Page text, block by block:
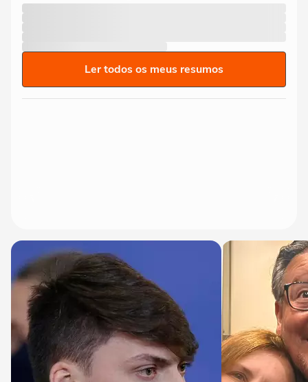
Ler todos os meus resumos